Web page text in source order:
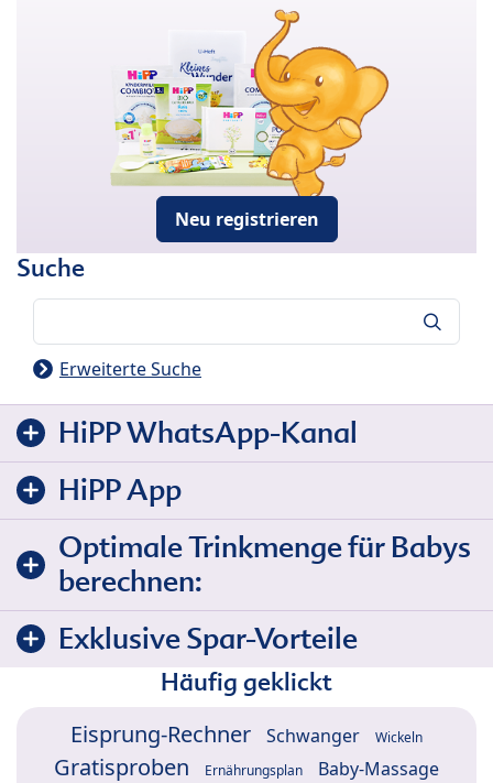
Neu registrieren
Suche
Erweiterte Suche
HiPP WhatsApp-Kanal
HiPP App
Optimale Trinkmenge für Babys
berechnen:
Exklusive Spar-Vorteile
Häufig geklickt
Eisprung-Rechner Schwanger Wickeln
Gratisproben Ernährungsplan Baby-Massage